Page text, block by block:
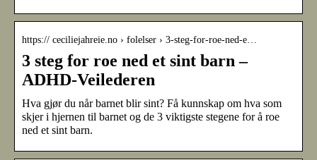
https:// ceciliejahreie.no › folelser › 3-steg-for-roe-ned-e…
3 steg for roe ned et sint barn –
ADHD-Veilederen
Hva gjør du når barnet blir sint? Få kunnskap om hva som
skjer i hjernen til barnet og de 3 viktigste stegene for å roe
ned et sint barn.